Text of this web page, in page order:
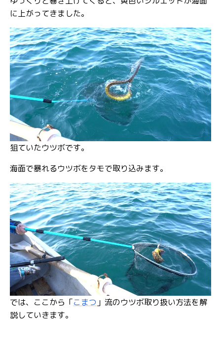
に上がってきました。
狙ていたウツボです。
海面で暴れるウツボをタモで取り込みます。
では、ここから「こまつ 」流のウツボ取り扱い方法を解
説していきます。